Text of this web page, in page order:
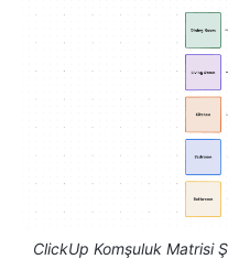
ClickUp Komşuluk Matrisi